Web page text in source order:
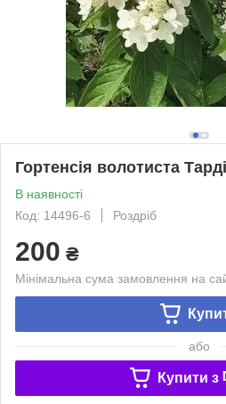
Гортенсія волотиста
В наявності
Код: 14496-6
Роздріб
200 ₴
Мінімальна сума замовлення на
або
Купити з